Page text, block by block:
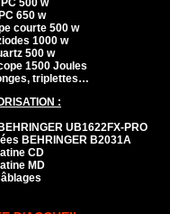
500 w
650 w
courte 500 w
1000 w
500 w
1500 Joules
triplettes…
:
UB1622FX-PRO
BEHRINGER B2031A
CD
MD